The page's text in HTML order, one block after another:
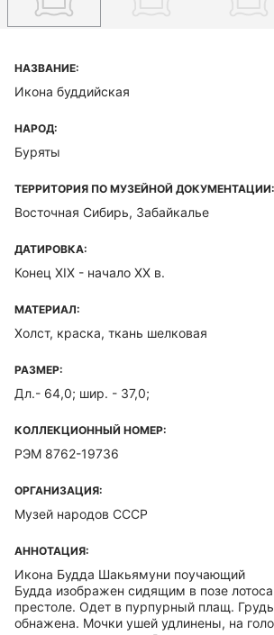
НАЗВАНИЕ:
Икона буддийская
НАРОД:
Буряты
ТЕРРИТОРИЯ ПО МУЗЕЙНОЙ ДОКУМЕНТАЦИИ:
Восточная Сибирь, Забайкалье
ДАТИРОВКА:
Конец XIX - начало ХХ в.
МАТЕРИАЛ:
Холст, краска, ткань шелковая
РАЗМЕР:
Дл.- 64,0; шир. - 37,0;
КОЛЛЕКЦИОННЫЙ НОМЕР:
РЭМ 8762-19736
ОРГАНИЗАЦИЯ:
Музей народов СССР
АННОТАЦИЯ:
Икона Будда Шакьямуни поучающий
Будда изображен сидящим в позе
престоле. Одет в пурпурный плащ.
обнажена. Мочки ушей удлинены, на